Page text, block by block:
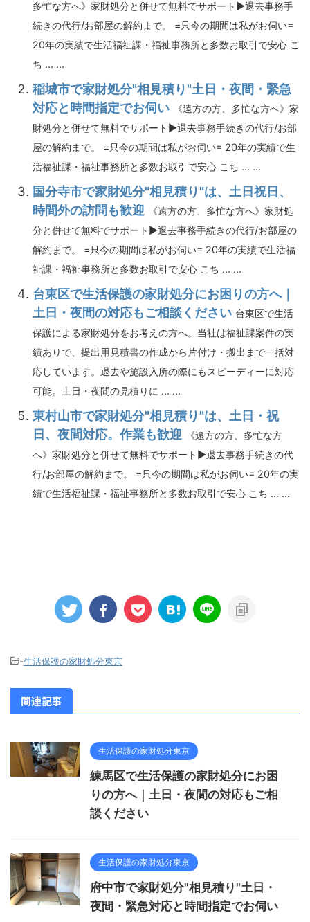
多忙な方へ》家財処分と併せて無料でサポート▶退去事務手
続きの代行/お部屋の解約まで。 =只今の期間は私がお伺い=
20年の実績で生活福祉課・福祉事務所と多数お取引で安心 こ
ち ... ...
稲城市で家財処分"相見積り"土日・夜間・緊急
対応と時間指定でお伺い
《遠方の方、多忙な方へ》家
財処分と併せて無料でサポート▶退去事務手続きの代行/お部
屋の解約まで。 =只今の期間は私がお伺い= 20年の実績で生
活福祉課・福祉事務所と多数お取引で安心 こち ... ...
国分寺市で家財処分"相見積り"は、土日祝日、
時間外の訪問も歓迎
《遠方の方、多忙な方へ》家財処
分と併せて無料でサポート▶退去事務手続きの代行/お部屋の
解約まで。 =只今の期間は私がお伺い= 20年の実績で生活福
祉課・福祉事務所と多数お取引で安心 こち ... ...
台東区で生活保護の家財処分にお困りの方へ｜
土日・夜間の対応もご相談ください 台東区で生活
保護による家財処分をお考えの方へ。当社は福祉課案件の実
績ありで、提出用見積書の作成から片付け・搬出まで一括対
応しています。退去や施設入所の際にもスピーディーに対応
可能。土日・夜間の見積りに ... ...
東村山市で家財処分"相見積り"は、土日・祝
日、夜間対応。作業も歓迎
《遠方の方、多忙な方
へ》家財処分と併せて無料でサポート▶退去事務手続きの代
行/お部屋の解約まで。 =只今の期間は私がお伺い= 20年の実
績で生活福祉課・福祉事務所と多数お取引で安心 こち ... ...
-生活保護の家財処分東京
関連記事
生活保護の家財処分東京
練馬区で生活保護の家財処分にお困
りの方へ｜土日・夜間の対応もご相
談ください
生活保護の家財処分東京
府中市で家財処分"相見積り"土日・
夜間・緊急対応と時間指定でお伺い